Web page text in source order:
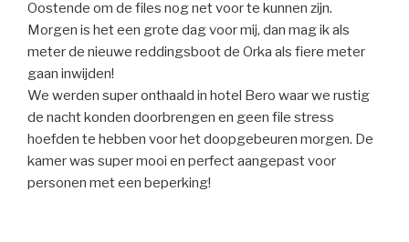
Oostende om de files nog net voor te kunnen zijn.
Morgen is het een grote dag voor mij, dan mag ik als
meter de nieuwe reddingsboot de Orka als fiere meter
gaan inwijden!
We werden super onthaald in hotel Bero waar we rustig
de nacht konden doorbrengen en geen file stress
hoefden te hebben voor het doopgebeuren morgen. De
kamer was super mooi en perfect aangepast voor
personen met een beperking!